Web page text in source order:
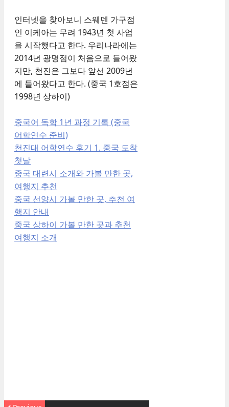
인터넷을 찾아보니 스웨덴 가구점
인 이케아는 무려 1943년 첫 사업
을 시작했다고 한다. 우리나라에는
2014년 광명점이 처음으로 들어왔
지만, 천진은 그보다 앞선 2009년
에 들어왔다고 한다. (중국 1호점은
1998년 상하이)
중국어 독학 1년 과정 기록 (중국
어학연수 준비)
천진대 어학연수 후기 1. 중국 도착
첫날
중국 대련시 소개와 가볼 만한 곳,
여행지 추천
중국 선양시 가볼 만한 곳, 추천 여
행지 안내
중국 상하이 가볼 만한 곳과 추천
여행지 소개